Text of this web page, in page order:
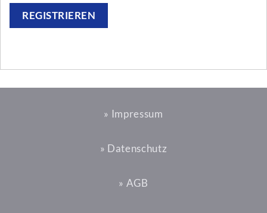
REGISTRIEREN
» Impressum
» Datenschutz
» AGB